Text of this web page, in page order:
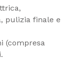
pulizia finale e
(compresa